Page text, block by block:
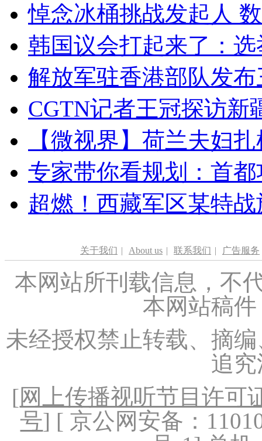
悼念冰桶挑战发起人
韩国议会打起来了：
解放军驻香港部队发
CGTN记者王冠探访新
【微视界】荷兰夫妇
专家带你看规划：首
超燃！西藏军区某特
关于我们 | About us | 联系我们 | 广告服务
本网站所刊载信息，不
本网站稿
未经授权禁止转载、摘
追
[网上传播视听节目许可
号] [ 京公网安备：